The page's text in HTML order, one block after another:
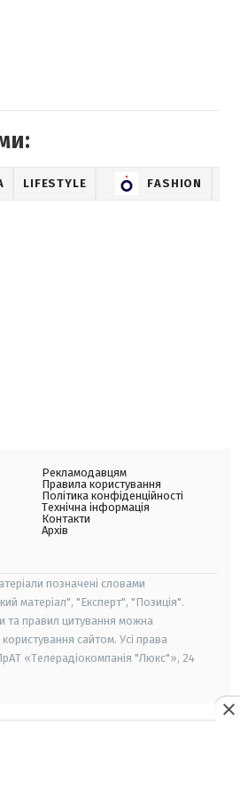
LIFESTYLE FASHION
Рекламодавцям
Правила користування
Політика конфіденційності
Технічна інформація
Контакти
Архів
позначені словами
матеріал", "Експерт", "Позиція".
та правил цитування можна
сайтом. Усі права
«Телерадіокомпанія "Люкс"», 24